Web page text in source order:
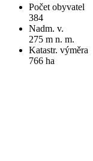
Počet obyvatel
384
Nadm. v.
275 m n. m.
Katastr. výměra
766 ha